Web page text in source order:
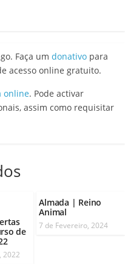
Faça um donativo para
acesso online gratuito.
online. Pode activar
assim como requisitar
de
2022
Almada | Reino
Animal
7 de Fevereiro, 2024